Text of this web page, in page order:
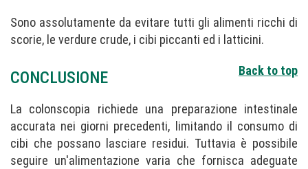
Sono assolutamente da evitare tutti gli alimenti ricchi di
scorie, le verdure crude, i cibi piccanti ed i latticini.
Back to top
CONCLUSIONE
La colonscopia richiede una preparazione intestinale
accurata nei giorni precedenti, limitando il consumo di
cibi che possano lasciare residui. Tuttavia è possibile
seguire un'alimentazione varia che fornisca adeguate